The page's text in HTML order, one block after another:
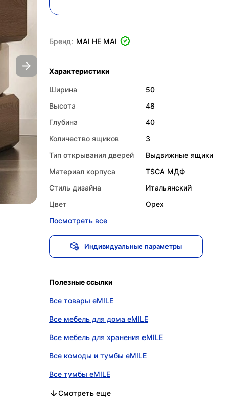
Бренд: MAI HE MAI
Характеристики
Ширина
50
Высота
48
Глубина
40
Количество ящиков
3
Тип открывания дверей
Выдвижные ящики
Материал корпуса
TSCA МДФ
Стиль дизайна
Итальянский
Цвет
Орех
Посмотреть все
Индивидуальные параметры
Полезные ссылки
Все товары eMILE
Все мебель для дома eMILE
Все мебель для хранения eMILE
Все комоды и тумбы eMILE
Все тумбы eMILE
Все дизайнерская мебель eMILE
Все мебель для дома и офиса eMILE
Все мебель для дома в категории
Все мебель для хранения в категории
Все комоды и тумбы в категории
Все тумбы в категории
Все дизайнерская мебель в категории
Все мебель для дома и офиса в категории
Смотреть еще